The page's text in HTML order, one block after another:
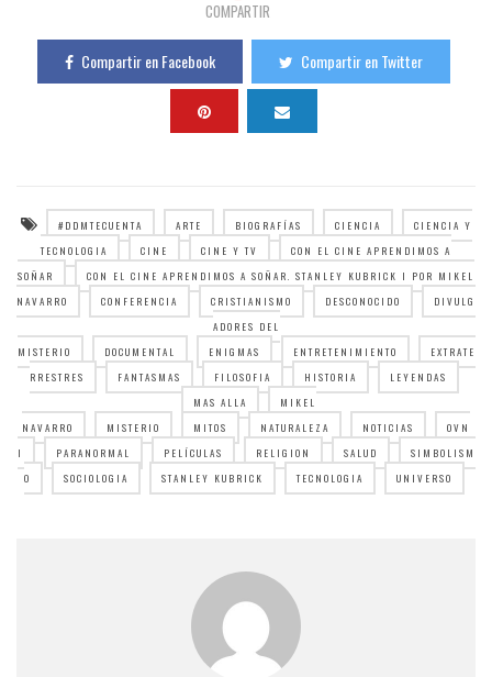
COMPARTIR
Compartir en Facebook Compartir en Twitter
#DDMTECUENTA ARTE BIOGRAFÍAS CIENCIA
CIENCIA Y
TECNOLOGIA
CINE CINE Y TV
CON EL CINE APRENDIMOS A
SOÑAR
CON EL CINE APRENDIMOS A SOÑAR. STANLEY KUBRICK I POR MIKEL
NAVARRO
CONFERENCIA CRISTIANISMO DESCONOCIDO
DIVULG
ADORES DEL
MISTERIO
DOCUMENTAL ENIGMAS ENTRETENIMIENTO
EXTRATE
RRESTRES
FANTASMAS FILOSOFIA HISTORIA
LEYENDAS
MAS ALLA
MIKEL
NAVARRO
MISTERIO MITOS NATURALEZA NOTICIAS
OVN
I
PARANORMAL PELÍCULAS RELIGION SALUD
SIMBOLISM
O
SOCIOLOGIA STANLEY KUBRICK TECNOLOGIA UNIVERSO